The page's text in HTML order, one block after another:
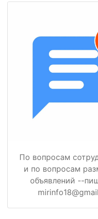
По вопросам
и по вопросам
объявлений --